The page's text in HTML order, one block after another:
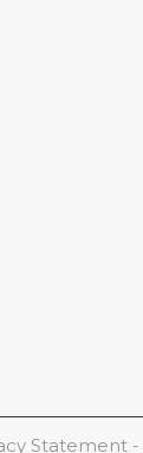
Statement